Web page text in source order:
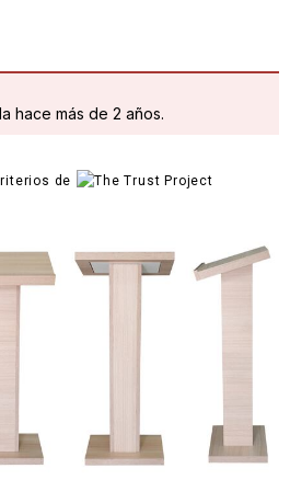
hace más de 2 años.
de